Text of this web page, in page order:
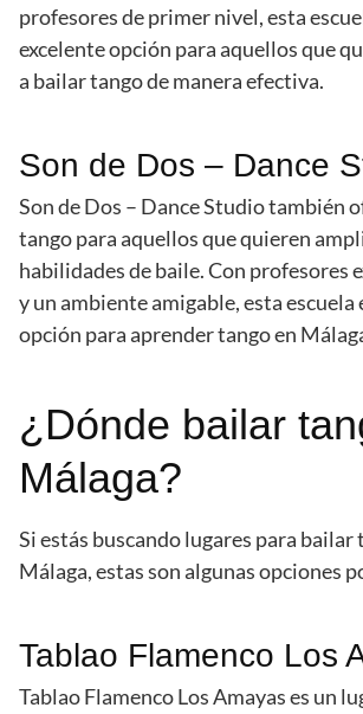
profesores de primer nivel, esta
excelente opción para aquellos que
a bailar tango de manera efectiva.
Son de Dos – Dance
Son de Dos – Dance Studio también
tango para aquellos que quieren
habilidades de baile. Con profesores
y un ambiente amigable, esta escuela
opción para aprender tango en
¿Dónde bailar
Málaga?
Si estás buscando lugares para bailar
Málaga, estas son algunas opciones
Tablao Flamenco Los
Tablao Flamenco Los Amayas es un